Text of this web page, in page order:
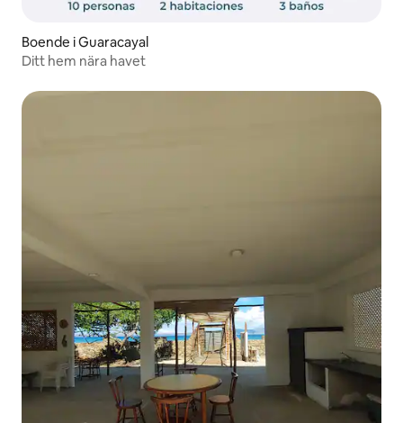
Boende i Guaracayal
Ditt hem nära havet